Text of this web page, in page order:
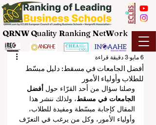
QRNW Quality Ranking NetWork
أفضل الجامعات في مسقط: دليل مبسّط
للطلاب وأولياء الأمور
6 مايو 3 دقيقة قراءة
وصلنا سؤال من أحد القرّاء حول أفضل
الجامعات في مسقط، ولذلك ننشر هذا
المقال كإجابة مبسّطة ومفيدة للطلاب،
وأولياء الأمور، وكل من يرغب في التعرّف